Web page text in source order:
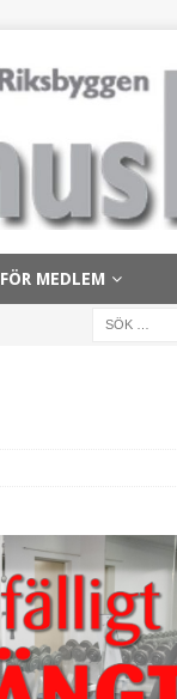
FÖR MEDLEM